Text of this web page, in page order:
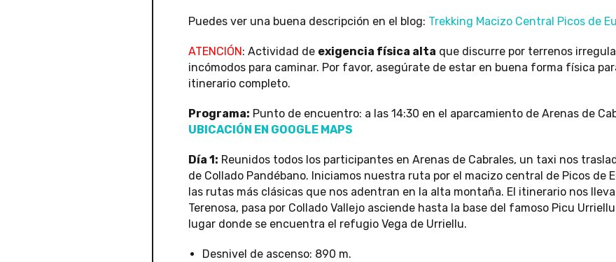
Puedes ver una buena descripción en el blog: Trekking Macizo Central Picos de
ATENCIÓN: Actividad de exigencia física alta que discurre por terrenos
incómodos para caminar. Por favor, asegúrate de estar en buena forma física
itinerario completo.
Programa: Punto de encuentro: a las 14:30 en el aparcamiento de Arenas de
UBICACIÓN EN GOOGLE MAPS
Día 1: Reunidos todos los participantes en Arenas de Cabrales, un taxi nos
de Collado Pandébano. Iniciamos nuestra ruta por el macizo central de Picos de
las rutas más clásicas que nos adentran en la alta montaña. El itinerario nos
Terenosa, pasa por Collado Vallejo asciende hasta la base del famoso Picu
lugar donde se encuentra el refugio Vega de Urriellu.
Desnivel de ascenso: 890 m.